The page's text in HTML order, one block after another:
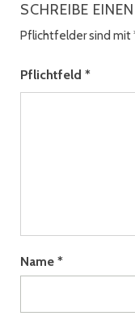
SCHREIBE
Pflichtfelder sind mit
Pflichtfeld *
Name *